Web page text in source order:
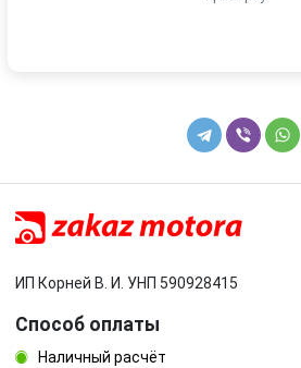
ИП Корней В. И. УНП 590928415
Способ оплаты
Наличный расчёт